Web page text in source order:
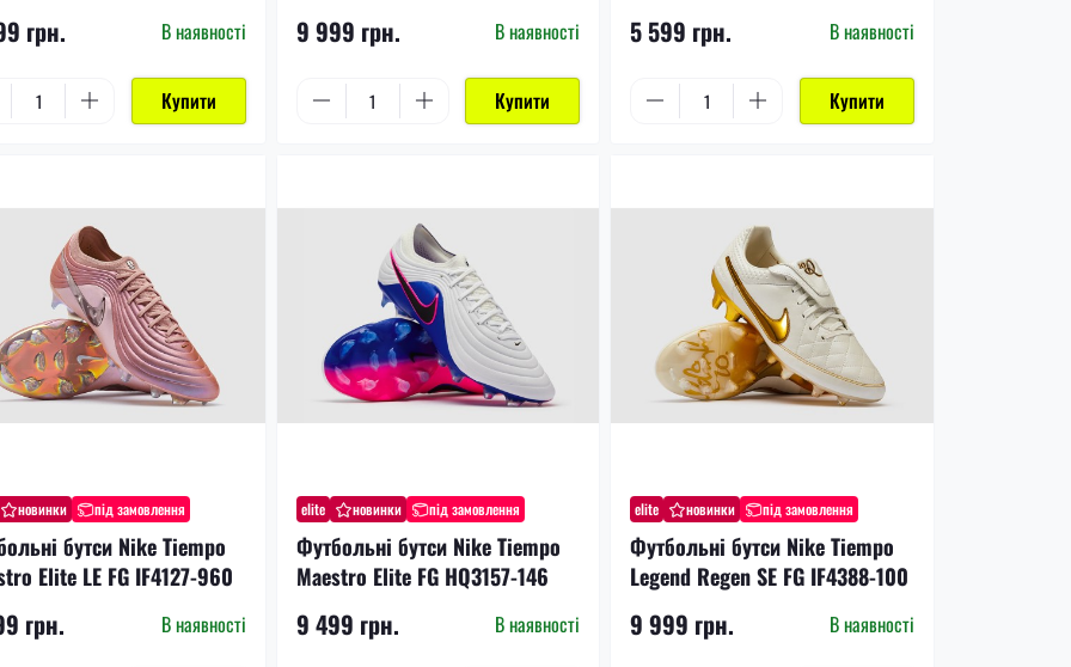
грн. В наявності
Купити
9 999 грн. В наявності
Купити
5 599 грн. В наявності
Купити
новинки під замовлення
бутси Nike Tiempo
Elite LE FG IF4127-960
грн. В наявності
elite новинки під замовлення
Футбольні бутси Nike Tiempo
Maestro Elite FG HQ3157-146
9 499 грн. В наявності
elite новинки під замовлення
Футбольні бутси Nike Tiempo
Legend Regen SE FG IF4388-100
9 999 грн. В наявності